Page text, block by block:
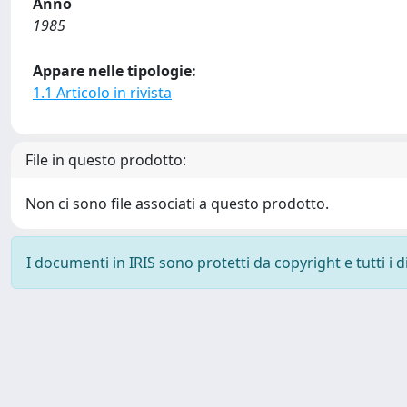
1985
Appare nelle tipologie:
1.1 Articolo in rivista
File in questo prodotto:
Non ci sono file associati a questo prodotto.
I documenti in IRIS sono protetti da copyright e tutti i